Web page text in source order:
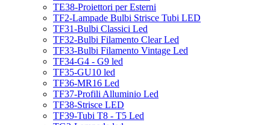
TE38-Proiettori per Esterni
TF2-Lampade Bulbi Strisce Tubi LED
TF31-Bulbi Classici Led
TF32-Bulbi Filamento Clear Led
TF33-Bulbi Filamento Vintage Led
TF34-G4 - G9 led
TF35-GU10 led
TF36-MR16 Led
TF37-Profili Alluminio Led
TF38-Strisce LED
TF39-Tubi T8 - T5 Led